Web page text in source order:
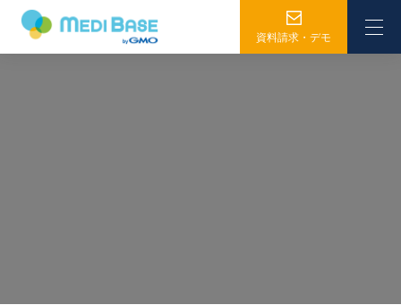
資料請求・デモ